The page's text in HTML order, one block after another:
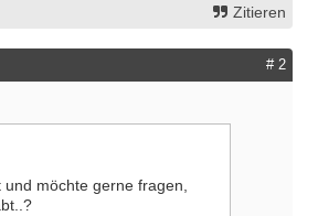
Zitieren
# 2
möchte gerne fragen,